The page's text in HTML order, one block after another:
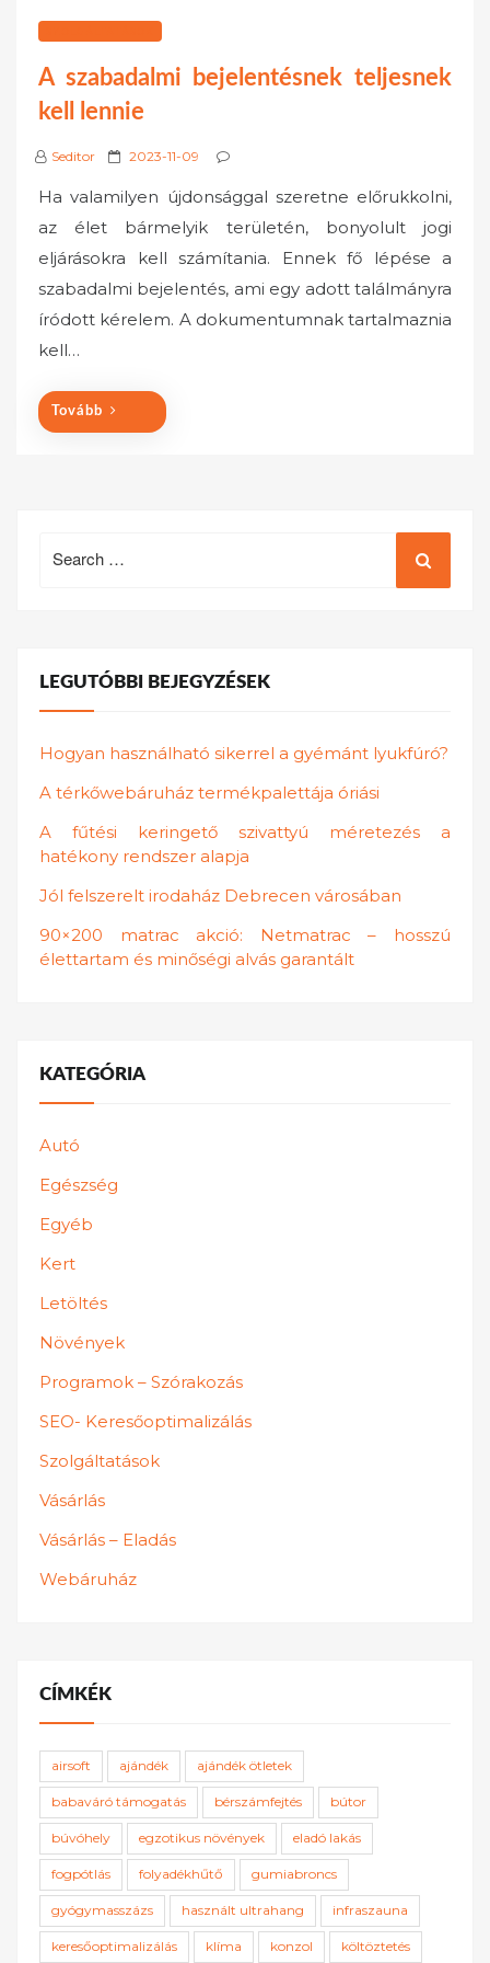
A szabadalmi bejelentésnek teljesnek
kell lennie
Seditor
P
s
e
d
o
2023-11-09
Ha valamilyen újdonsággal szeretne előrukkolni,
az élet bármelyik területén, bonyolult jogi
eljárásokra kell számítania. Ennek fő lépése a
szabadalmi bejelentés, ami egy adott találmányra
íródott kérelem. A dokumentumnak tartalmaznia
kell…
Tovább
for:
LEGUTÓBBI BEJEGYZÉSEK
Hogyan használható sikerrel a gyémánt lyukfúró?
A térkőwebáruház termékpalettája óriási
A fűtési keringető szivattyú méretezés a
hatékony rendszer alapja
Jól felszerelt irodaház Debrecen városában
90×200 matrac akció: Netmatrac – hosszú
élettartam és minőségi alvás garantált
KATEGÓRIA
Autó
Egészség
Egyéb
Kert
Letöltés
Növények
Programok – Szórakozás
SEO- Keresőoptimalizálás
Szolgáltatások
Vásárlás
Vásárlás – Eladás
Webáruház
CÍMKÉK
airsoft ajándék ajándék ötletek
babaváró támogatás bérszámfejtés bútor
búvóhely egzotikus növények eladó lakás
fogpótlás folyadékhűtő gumiabroncs
gyógymasszázs használt ultrahang infraszauna
keresőoptimalizálás klíma konzol költöztetés